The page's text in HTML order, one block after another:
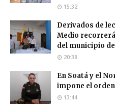
15:32
Derivados de
Medio
del municipio
20:38
En Soatá y el
impone el orden
13:44